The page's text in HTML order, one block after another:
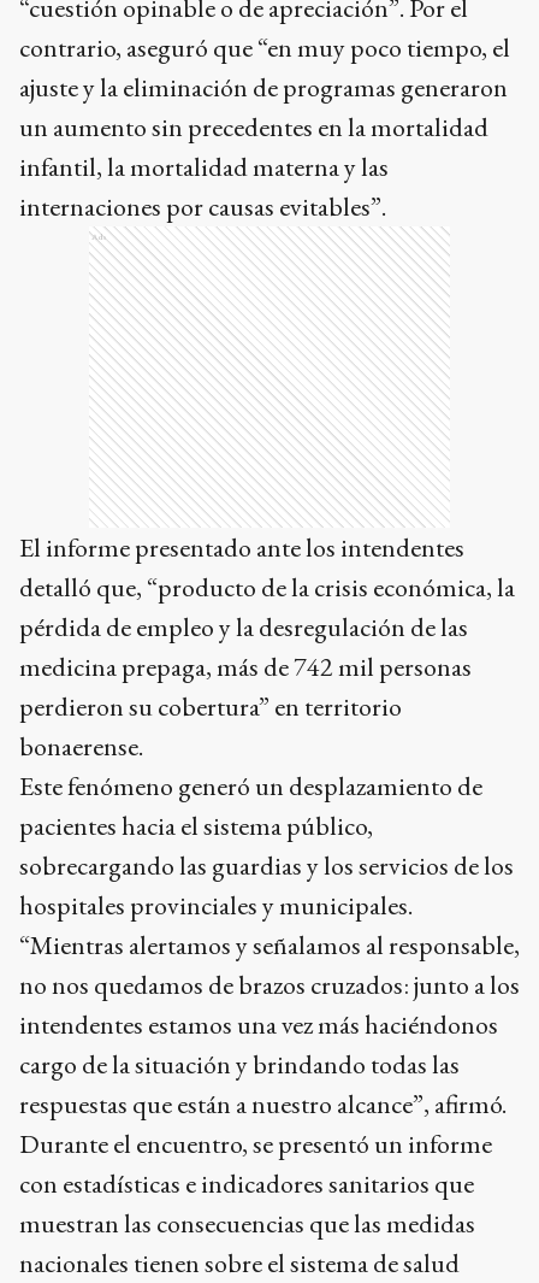
“cuestión opinable o de apreciación”. Por el
contrario, aseguró que “en muy poco tiempo, el
ajuste y la eliminación de programas generaron
un aumento sin precedentes en la mortalidad
infantil, la mortalidad materna y las
internaciones por causas evitables”.
Ads
El informe presentado ante los intendentes
detalló que, “producto de la crisis económica, la
pérdida de empleo y la desregulación de las
medicina prepaga, más de 742 mil personas
perdieron su cobertura” en territorio
bonaerense.
Este fenómeno generó un desplazamiento de
pacientes hacia el sistema público,
sobrecargando las guardias y los servicios de los
hospitales provinciales y municipales.
“Mientras alertamos y señalamos al responsable,
no nos quedamos de brazos cruzados: junto a los
intendentes estamos una vez más haciéndonos
cargo de la situación y brindando todas las
respuestas que están a nuestro alcance”, afirmó.
Durante el encuentro, se presentó un informe
con estadísticas e indicadores sanitarios que
muestran las consecuencias que las medidas
nacionales tienen sobre el sistema de salud